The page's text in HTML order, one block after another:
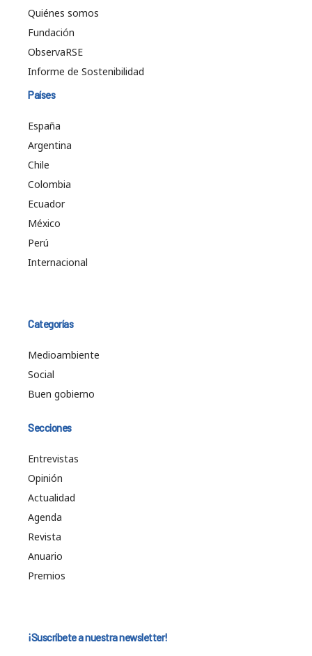
Quiénes somos
Fundación
ObservaRSE
Informe de Sostenibilidad
Países
España
Argentina
Chile
Colombia
Ecuador
México
Perú
Internacional
Categorías
Medioambiente
Social
Buen gobierno
Secciones
Entrevistas
Opinión
Actualidad
Agenda
Revista
Anuario
Premios
¡Suscríbete a nuestra newsletter!